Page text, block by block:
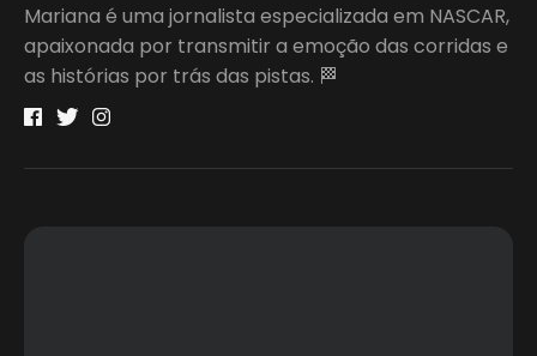
Mariana é uma jornalista especializada em NASCAR,
apaixonada por transmitir a emoção das corridas e
as histórias por trás das pistas. 🏁